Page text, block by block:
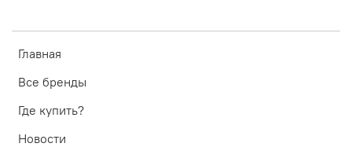
Главная
Все бренды
Где купить?
Новости